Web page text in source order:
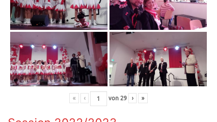
« ‹ von 29 › »